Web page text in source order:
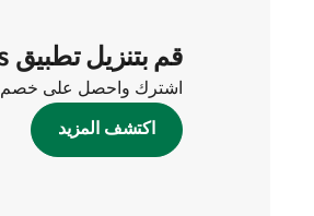
قم بتنزيل تطبيق Starbucks Rewards الآن
اشترك واحصل على خصم 20٪ على جميع المشروبات في أول طلبين لك!
اكتشف المزيد